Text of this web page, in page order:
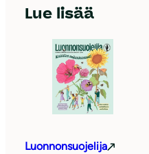
Lue lisää
Luonnonsuojelija